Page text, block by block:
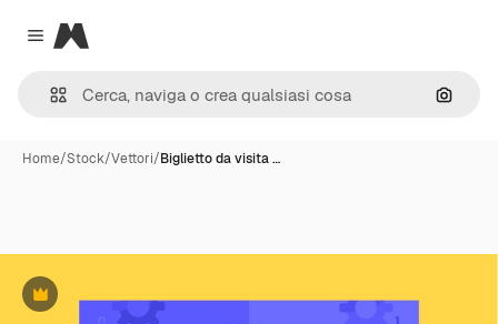
Close menu
Magnific
Cerca
Home/Stock/Vettori/Biglietto da visita …
Premium